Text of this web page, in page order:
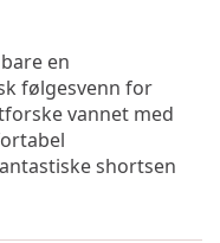
en
følgesvenn for
vannet med
shortsen